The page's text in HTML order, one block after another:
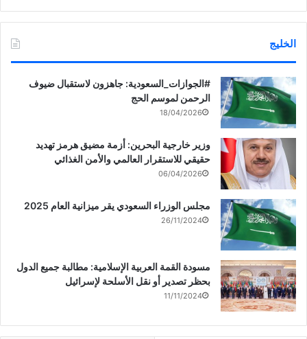
الخليج
‏‎#الجوازات_السعودية: جاهزون لاستقبال ضيوف
الرحمن لموسم الحج
18/04/2026
وزير خارجية البحرين: أزمة مضيق هرمز تهديد
حقيقي للاستقرار العالمي والأمن الغذائي
06/04/2026
مجلس الوزراء السعودي يقر ميزانية العام 2025
26/11/2024
مسودة القمة العربية الإسلامية: مطالبة جميع الدول
بحظر تصدير أو نقل الأسلحة لإسرائيل
11/11/2024